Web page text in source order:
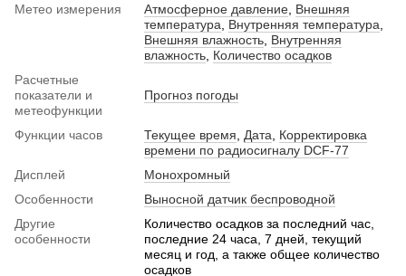
Метео измерения
Атмосферное давление Внешняя
температура
Внутренняя температура
Внешняя влажность Внутренняя
влажность Количество осадков
Расчетные
показатели и
метеофункции
Прогноз погоды
Функции часов Текущее время Дата
Корректировка
времени по радиосигналу DCF-77
Дисплей
Монохромный
Особенности
Выносной датчик беспроводной
Другие
особенности
Количество осадков за последний час,
последние 24 часа, 7 дней, текущий
месяц и год, а также общее количество
осадков